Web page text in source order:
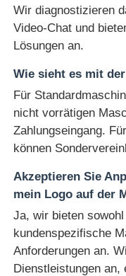
Wir diagnostizieren
Video-Chat und
Lösungen an.
Wie sieht es mit
Für
nicht vorrätigen
Zahlungseingang.
können
Akzeptieren Sie
mein Logo auf der
Ja, wir bieten
kundenspezifische
Anforderungen an.
Dienstleistungen